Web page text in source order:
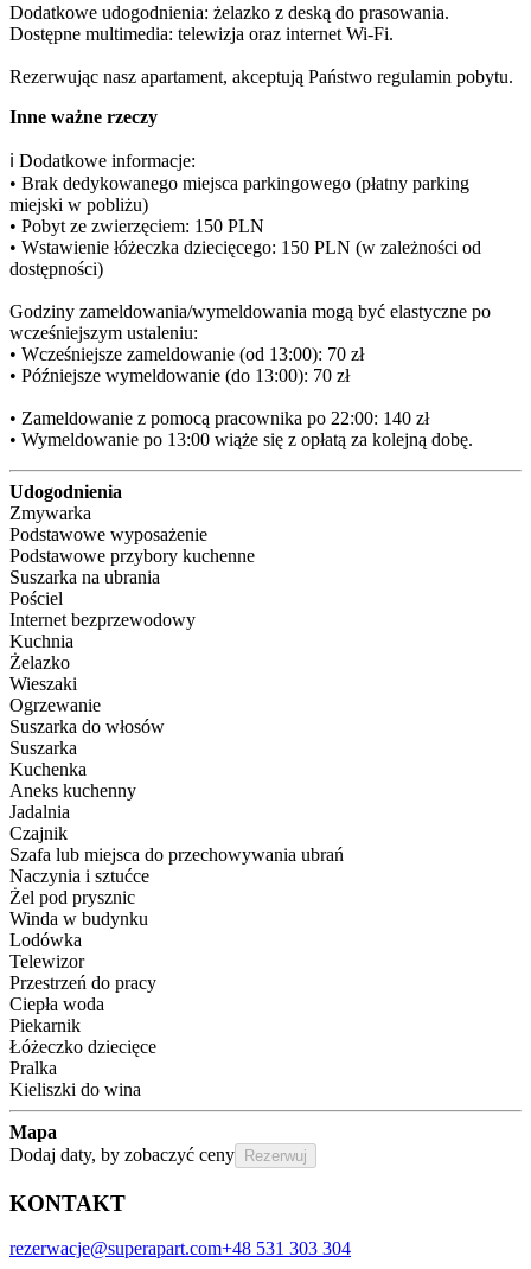
Dodatkowe udogodnienia: żelazko z deską do prasowania.
Dostępne multimedia: telewizja oraz internet Wi-Fi.
Rezerwując nasz apartament, akceptują Państwo regulamin pobytu.
Inne ważne rzeczy
ℹ️ Dodatkowe informacje:
• Brak dedykowanego miejsca parkingowego (płatny parking
miejski w pobliżu)
• Pobyt ze zwierzęciem: 150 PLN
• Wstawienie łóżeczka dziecięcego: 150 PLN (w zależności od
dostępności)
Godziny zameldowania/wymeldowania mogą być elastyczne po
wcześniejszym ustaleniu:
• Wcześniejsze zameldowanie (od 13:00): 70 zł
• Późniejsze wymeldowanie (do 13:00): 70 zł
• Zameldowanie z pomocą pracownika po 22:00: 140 zł
• Wymeldowanie po 13:00 wiąże się z opłatą za kolejną dobę.
Udogodnienia
Zmywarka
Podstawowe wyposażenie
Podstawowe przybory kuchenne
Suszarka na ubrania
Pościel
Internet bezprzewodowy
Kuchnia
Żelazko
Wieszaki
Ogrzewanie
Suszarka do włosów
Suszarka
Kuchenka
Aneks kuchenny
Jadalnia
Czajnik
Szafa lub miejsca do przechowywania ubrań
Naczynia i sztućce
Żel pod prysznic
Winda w budynku
Lodówka
Telewizor
Przestrzeń do pracy
Ciepła woda
Piekarnik
Łóżeczko dziecięce
Pralka
Kieliszki do wina
Mapa
Dodaj daty, by zobaczyć ceny
Rezerwuj
KONTAKT
rezerwacje@superapart.com+48 531 303 304